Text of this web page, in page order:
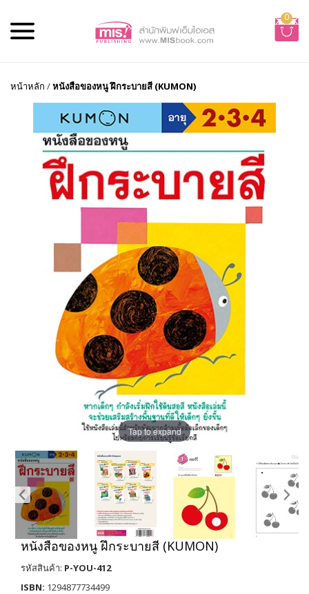
0
หน้าหลัก /หนังสือของหนู ฝึกระบายสี (KUMON)
Tap to expand
หนังสือของหนู ฝึกระบายสี (KUMON)
รหัสสินค้า: P-YOU-412
ISBN: 1294877734499